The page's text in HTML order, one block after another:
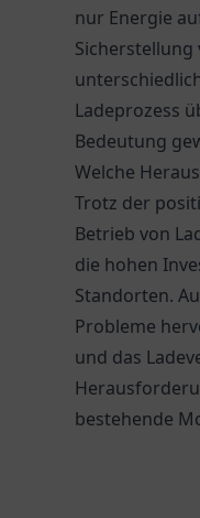
nur Energie
Ladeprozess
Bedeutung
Welche
Trotz der
Betrieb von
die hohen
Standorten.
Probleme
und das
bestehende